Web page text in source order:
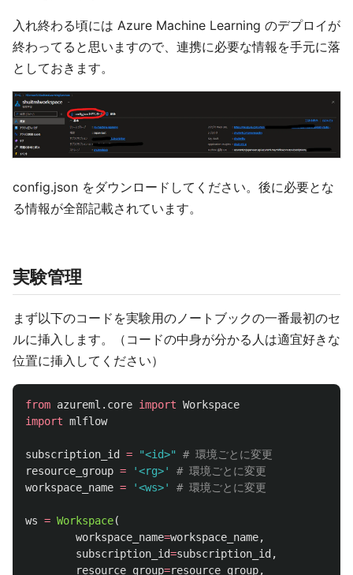
入れ終わる頃には Azure Machine Learning のデプロイが
終わってると思いますので、連携に必要な情報を手元に落
としておきます。
config.json をダウンロードしてください。後に必要とな
る情報が全部記載されています。
実験管理
まず以下のコードを実験用のノートブックの一番最初のセ
ルに挿入します。（コードの中身が分かる人は適宜好きな
位置に挿入してください）
from azureml.core import Workspace
import mlflow
subscription_id = "<id>"
resource_group = '<rg>'
workspace_name = '<ws>'
ws = Workspace(
workspace_name=workspace_name,
subscription_id=subscription_id ,
resource_group=resource_group,